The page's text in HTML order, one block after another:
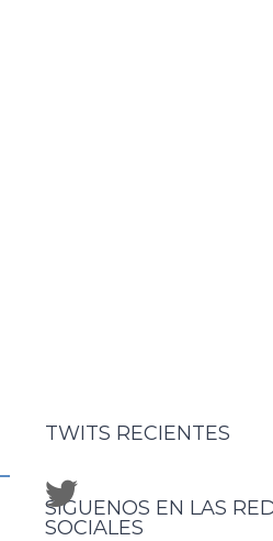
TWITS RECIENTES
SÍGUENOS EN LAS
SOCIALES